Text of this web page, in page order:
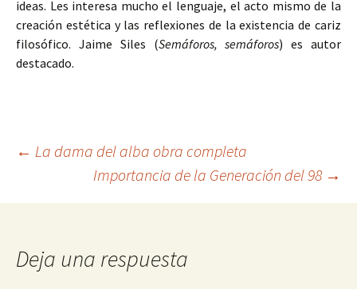
ideas. Les interesa mucho el lenguaje, el acto mismo de la
creación estética y las reflexiones de la existencia de cariz
filosófico. Jaime Siles (Semáforos, semáforos) es autor
destacado.
Navegación
de
entradas
← La dama del alba obra completa
Importancia de la Generación del 98 →
Deja una respuesta